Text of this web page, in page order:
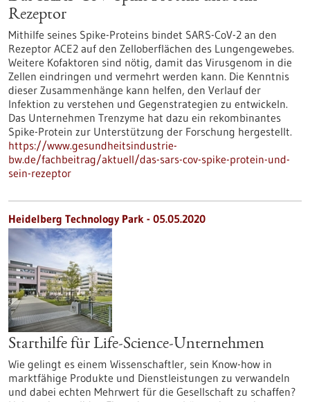
Rezeptor
Mithilfe seines Spike-Proteins bindet SARS-CoV-2 an den
Rezeptor ACE2 auf den Zelloberflächen des Lungengewebes.
Weitere Kofaktoren sind nötig, damit das Virusgenom in die
Zellen eindringen und vermehrt werden kann. Die Kenntnis
dieser Zusammenhänge kann helfen, den Verlauf der
Infektion zu verstehen und Gegenstrategien zu entwickeln.
Das Unternehmen Trenzyme hat dazu ein rekombinantes
Spike-Protein zur Unterstützung der Forschung hergestellt.
https://www.gesundheitsindustrie-
bw.de/fachbeitrag/aktuell/das-sars-cov-spike-protein-und-
sein-rezeptor
Heidelberg Technology Park - 05.05.2020
Starthilfe für Life-Science-Unternehmen
Wie gelingt es einem Wissenschaftler, sein Know-how in
marktfähige Produkte und Dienstleistungen zu verwandeln
und dabei echten Mehrwert für die Gesellschaft zu schaffen?